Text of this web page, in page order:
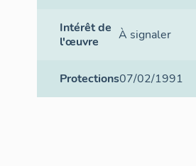
Intérêt de
l'œuvre
À signaler
Protections07/02/1991